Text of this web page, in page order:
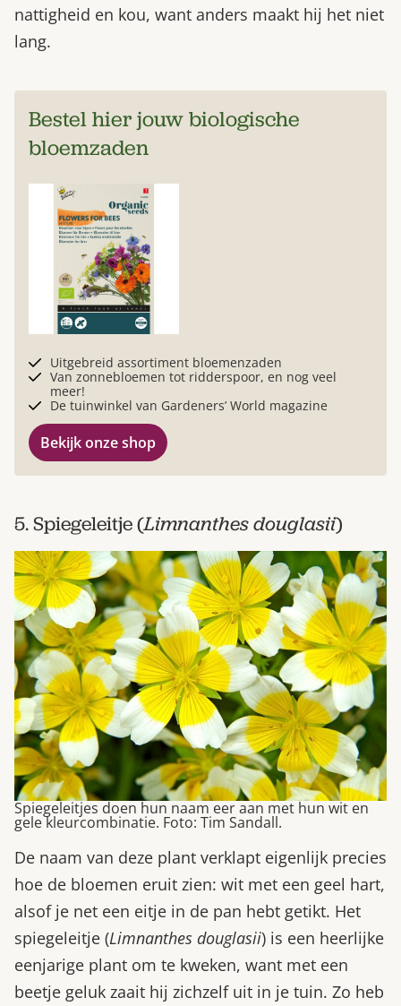
nattigheid en kou, want anders maakt hij het niet
lang.
Bestel hier jouw biologische
bloemzaden
Uitgebreid assortiment bloemenzaden
Van zonnebloemen tot ridderspoor, en nog veel
meer!
De tuinwinkel van Gardeners’ World magazine
Bekijk onze shop
5. Spiegeleitje (Limnanthes douglasii)
Spiegeleitjes doen hun naam eer aan met hun wit en
gele kleurcombinatie. Foto: Tim Sandall.
De naam van deze plant verklapt eigenlijk precies
hoe de bloemen eruit zien: wit met een geel hart,
alsof je net een eitje in de pan hebt getikt. Het
spiegeleitje (Limnanthes douglasii) is een heerlijke
eenjarige plant om te kweken, want met een
beetje geluk zaait hij zichzelf uit in je tuin. Zo heb